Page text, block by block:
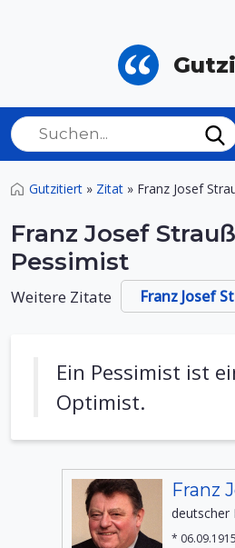
Gutzitiert » Zitat » Franz Josef
Franz Josef
Pessimist
Weitere Zitate Franz Josef
Ein Pessimist ist
Optimist.
Franz
deutscher
*